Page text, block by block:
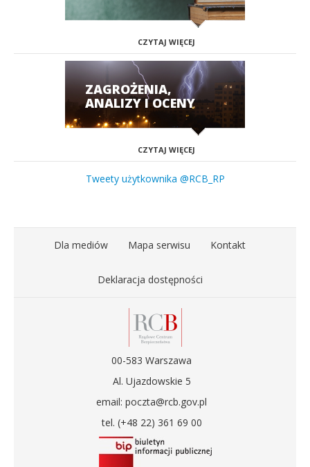
CZYTAJ WIĘCEJ
ZAGROŻENIA,
ANALIZY I OCENY
CZYTAJ WIĘCEJ
Tweety użytkownika @RCB_RP
Dla mediów Mapa serwisu Kontakt
Deklaracja dostępności
00-583 Warszawa
Al. Ujazdowskie 5
email: poczta@rcb.gov.pl
tel. (+48 22) 361 69 00